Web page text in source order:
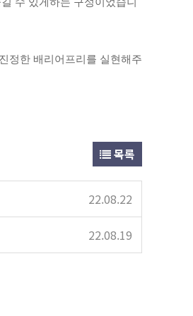
정한 배리어프리를 실현해주
목록
22.08.22
22.08.19